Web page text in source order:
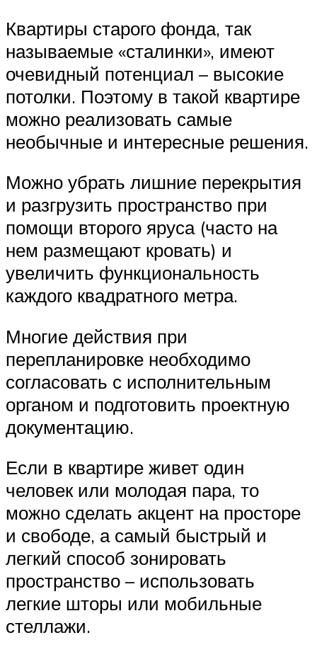
Квартиры старого фонда, так
называемые «сталинки», имеют
очевидный потенциал – высокие
потолки. Поэтому в такой квартире
можно реализовать самые
необычные и интересные решения.
Можно убрать лишние перекрытия
и разгрузить пространство при
помощи второго яруса (часто на
нем размещают кровать) и
увеличить функциональность
каждого квадратного метра.
Многие действия при
перепланировке необходимо
согласовать с исполнительным
органом и подготовить проектную
документацию.
Если в квартире живет один
человек или молодая пара, то
можно сделать акцент на просторе
и свободе, а самый быстрый и
легкий способ зонировать
пространство – использовать
легкие шторы или мобильные
стеллажи.